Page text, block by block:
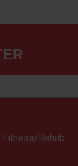
Fitness/Rehab